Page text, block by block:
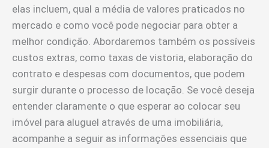
elas incluem, qual a média de valores praticados no
mercado e como você pode negociar para obter a
melhor condição. Abordaremos também os possíveis
custos extras, como taxas de vistoria, elaboração do
contrato e despesas com documentos, que podem
surgir durante o processo de locação. Se você deseja
entender claramente o que esperar ao colocar seu
imóvel para aluguel através de uma imobiliária,
acompanhe a seguir as informações essenciais que